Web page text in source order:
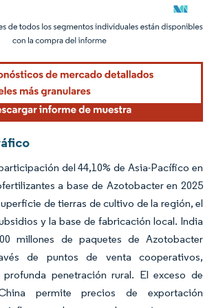
El uso requiere atribución según CC BY 4.0.
del 44,10% de Asia-Pacífico en
a base de Azotobacter en 2025
de tierras de cultivo de la región, el
y la base de fabricación local. India
millones de paquetes de Azotobacter
de puntos de venta cooperativos,
profunda penetración rural. El exceso de
permite precios de exportación